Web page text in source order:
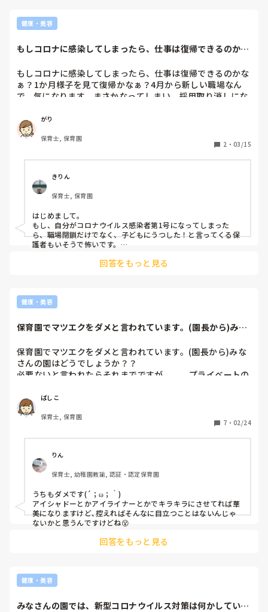
健康・美容
もしコロナに感染してしまったら、仕事は復帰できるのかな
もしコロナに感染してしまったら、仕事は復帰できるのかな
ぁ？1か月様子を見て復帰かなぁ？4月から新しい職場なん
で、気になります。まさかなってしまい、採用取り消しにな
がり
保育士, 保育園
2 ・ 03/15
きりん
保育士, 保育園
はじめまして。
もし、自分がコロナウイルス感染者第1号になってしまった
ら、職場閉鎖だけでなく、子どもにうつした！と言ってくる保
護者もいそうで怖いです。
考えただけでも怖いです。
４月からお仕事開始とのことで色々不安があると思いますが、
子どものウイルスは強く、本当に色々な病気をもらうため今か
ら丈夫なからだ作りをすることをオススメします！
免疫力を高め、しっかり睡眠を取る、規則正しい生活を送って
一緒に頑張りましょう！
回答をもっと見る
健康・美容
保育園でマツエクをダメと言われています。(園長から)みな
保育園でマツエクをダメと言われています。(園長から)みな
さんの園はどうでしょうか？？
必要ないと言われたらそれまでですが、、、プライベートの
危険かと言われたらそうでもない、昔程、華美なものとはな
くなってきているとはおもうのですが、？そんなにダメなも
のなのでしょうか、、、
ばしこ
保育士, 保育園
7 ・ 02/24
りん
保育士, 幼稚園教諭, 認証・認定保育園
うちもダメです(´；ω；｀)
アイシャドーとかアイライナーとかでキラキラにさせてれば華
美になりますけど､控えればそんなに目立つことはないんじゃ
ないかと思うんですけどね😵
回答をもっと見る
健康・美容
みなさんの園では、新型コロナウイルス対策は何かしていま